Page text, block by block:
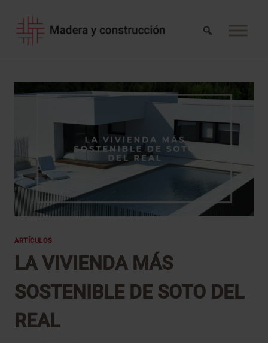
contenido
ARTÍCULOS
LA VIVIENDA MÁS
SOSTENIBLE DE SOTO DEL
REAL